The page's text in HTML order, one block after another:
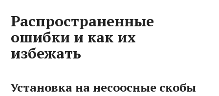
Распространенные
ошибки и как их
избежать
Установка на несоосные скобы